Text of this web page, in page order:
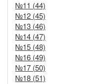
№11 (44)
№12 (45)
№13 (46)
№14 (47)
№15 (48)
№16 (49)
№17 (50)
№18 (51)